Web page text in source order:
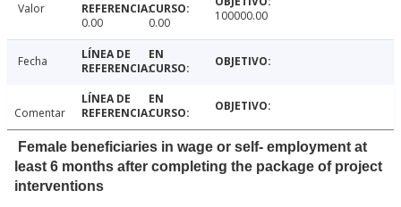
Valor
0.00
0.00 100000.00
Fecha
Comentar
Female beneficiaries in wage or self- employment at
least 6 months after completing the package of project
interventions